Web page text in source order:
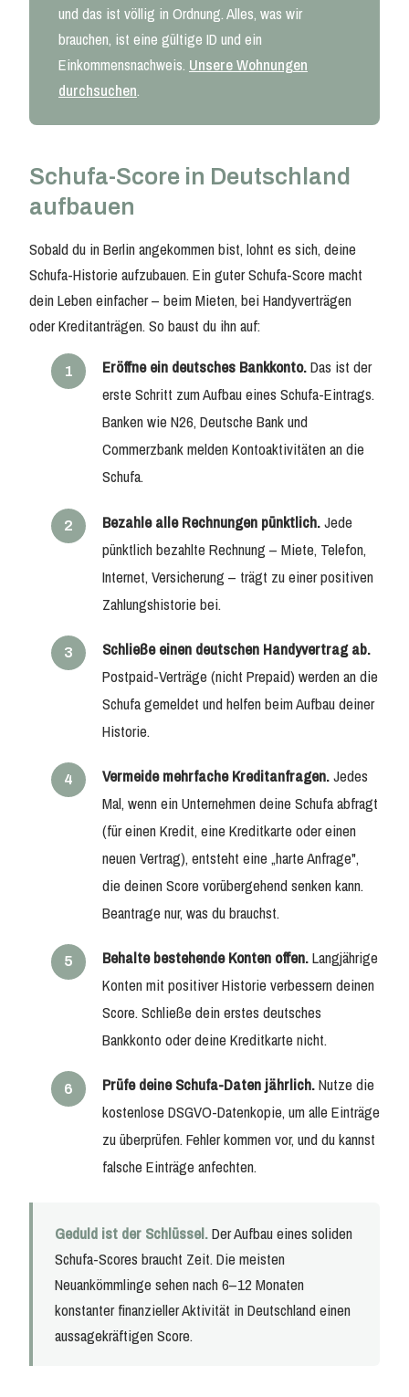
und das ist völlig in Ordnung. Alles, was wir
brauchen, ist eine gültige ID und ein
Einkommensnachweis. Unsere Wohnungen
durchsuchen.
Schufa-Score in Deutschland
aufbauen
Sobald du in Berlin angekommen bist, lohnt es sich, deine
Schufa-Historie aufzubauen. Ein guter Schufa-Score macht
dein Leben einfacher – beim Mieten, bei Handyverträgen
oder Kreditanträgen. So baust du ihn auf:
Eröffne ein deutsches Bankkonto.Das ist der
erste Schritt zum Aufbau eines Schufa-Eintrags.
Banken wie N26, Deutsche Bank und
Commerzbank melden Kontoaktivitäten an die
Schufa.
Bezahle alle Rechnungen pünktlich.Jede
pünktlich bezahlte Rechnung – Miete, Telefon,
Internet, Versicherung – trägt zu einer positiven
Zahlungshistorie bei.
Schließe einen deutschen Handyvertrag ab.
Postpaid-Verträge (nicht Prepaid) werden an die
Schufa gemeldet und helfen beim Aufbau deiner
Historie.
Vermeide mehrfache Kreditanfragen.Jedes
Mal, wenn ein Unternehmen deine Schufa abfragt
(für einen Kredit, eine Kreditkarte oder einen
neuen Vertrag), entsteht eine „harte Anfrage",
die deinen Score vorübergehend senken kann.
Beantrage nur, was du brauchst.
Behalte bestehende Konten offen.Langjährige
Konten mit positiver Historie verbessern deinen
Score. Schließe dein erstes deutsches
Bankkonto oder deine Kreditkarte nicht.
Prüfe deine Schufa-Daten jährlich.Nutze die
kostenlose DSGVO-Datenkopie, um alle Einträge
zu überprüfen. Fehler kommen vor, und du kannst
falsche Einträge anfechten.
Geduld ist der Schlüssel.Der Aufbau eines soliden
Schufa-Scores braucht Zeit. Die meisten
Neuankömmlinge sehen nach 6–12 Monaten
konstanter finanzieller Aktivität in Deutschland einen
aussagekräftigen Score.